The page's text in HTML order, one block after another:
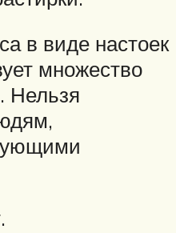
в виде настоек
множество
Нельзя